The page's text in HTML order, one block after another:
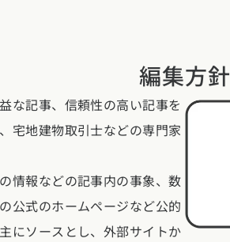
府滋賀県奈良県和歌山県
県島根県山口県
の想い
り
県宮城県秋田県山形県福島県
玉県千葉県茨城県栃木県群馬県
編集方針
な記事、信頼性の高い記事を
宅地建物取引士などの専門家
情報などの記事内の事象、数
公式のホームページなど公的
にソースとし、外部サイトか